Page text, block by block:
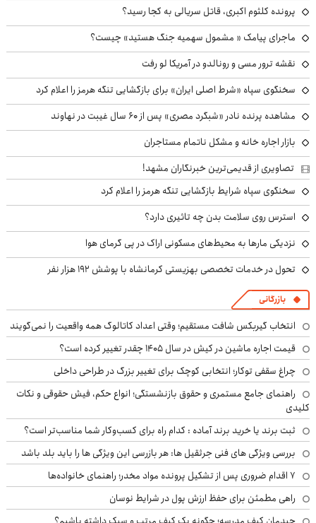
پرونده کلثوم اکبری، قاتل سریالی به کجا رسید؟
ماجرای پیامک « مشمول سهمیه جنگ هستید» چیست؟
نقشه ترور مسی و رونالدو در آمریکا لو رفت
سخنگوی سپاه «شرط اصلی ایران» برای بازگشایی تنگه هرمز را اعلام کرد
مشاهده پرنده نادر «شبگرد مصری» پس از ۶۰ سال غیبت در نهاوند
بازار اجاره خانه و مشکل ناتمام مستاجران
تصاویری از قدیمی‌ترین خبرنگاران مشهد!
سخنگوی سپاه شرایط بازگشایی تنگه هرمز را اعلام کرد
استرس روی سلامت بدن چه تاثیری دارد؟
نزدیکی مارها به محیط‌های مسکونی اراک در پی گرمای هوا
تحول در خدمات تخصصی بهزیستی کرمانشاه با پوشش ۱۹۲ هزار نفر
بازرگانی
انتخاب گیربکس شافت مستقیم؛ وقتی اعداد کاتالوگ همه واقعیت را نمی‌گویند
قیمت اجاره ماشین در کیش در سال ۱۴۰۵ چقدر تغییر کرده است؟
چراغ سقفی توکار؛ انتخابی کوچک برای تغییر بزرگ در طراحی داخلی
راهنمای جامع مستمری و حقوق بازنشستگی؛ انواع حکم، فیش حقوقی و نکات
کلیدی
ثبت برند یا خرید برند آماده : کدام راه برای کسب‌وکار شما مناسب‌تر است؟
بررسی ویژگی های فنی جرثقیل ها: هر بازرسی این ویژگی ها را باید بلد باشد
۷ اقدام ضروری پس از تشکیل پرونده مواد مخدر؛ راهنمای خانواده‌ها
راهی مطمئن برای حفظ ارزش پول در شرایط نوسان